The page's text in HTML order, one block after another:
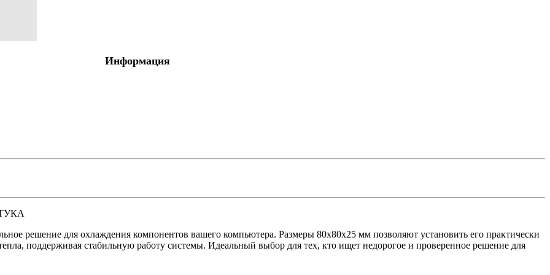
животные
Информация
решение для охлаждения компонентов вашего компьютера. Размеры 80x80x25 мм позволяют установить его практически
поддерживая стабильную работу системы. Идеальный выбор для тех, кто ищет недорогое и проверенное решение для